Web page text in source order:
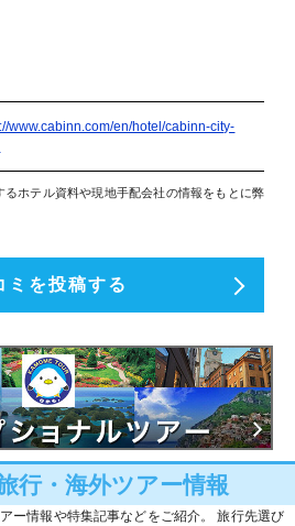
www.cabinn.com/en/hotel/cabinn-city-
るホテル資料や現地手配会社の情報をもとに弊
ミを投稿する
行・海外ツアー情報
ー情報や特集記事などをご紹介。 旅行先選び